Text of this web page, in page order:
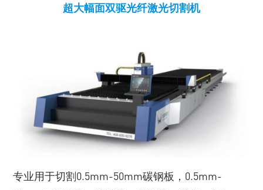
超大幅面双驱光纤激光切割机
专业用于切割0.5mm-50mm碳钢板，0.5mm-